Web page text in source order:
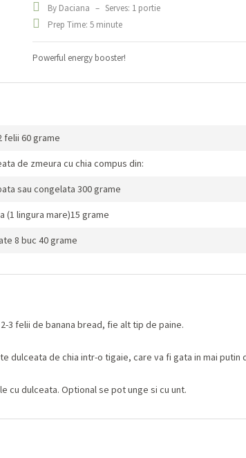
By Daciana – Serves: 1 portie
Prep Time: 5 minute
Powerful energy booster!
felii 60 grame
de zmeura cu chia compus din:
sau congelata 300 grame
(1 lingura mare)15 grame
8 buc 40 grame
3 felii de banana bread, fie alt tip de paine.
dulceata de chia intr-o tigaie, care va fi gata in mai putin
cu dulceata. Optional se pot unge si cu unt.